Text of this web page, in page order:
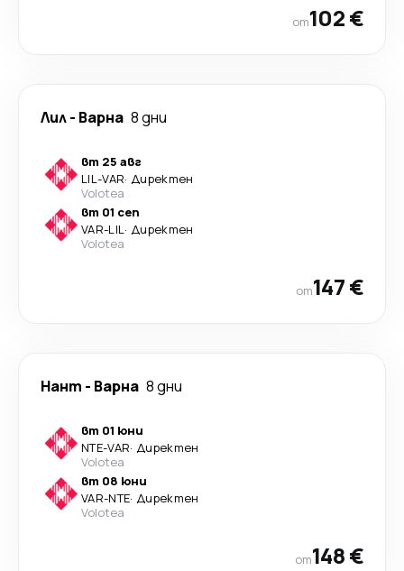
от102 €
Лил- Варна 8 дни
вт 25 авг
LIL-VAR· Директен
Volotea
вт 01 сеп
VAR-LIL· Директен
Volotea
от147 €
Нант - Варна 8 дни
вт 01 юни
NTE-VAR· Директен
Volotea
вт 08 юни
VAR-NTE· Директен
Volotea
от148 €